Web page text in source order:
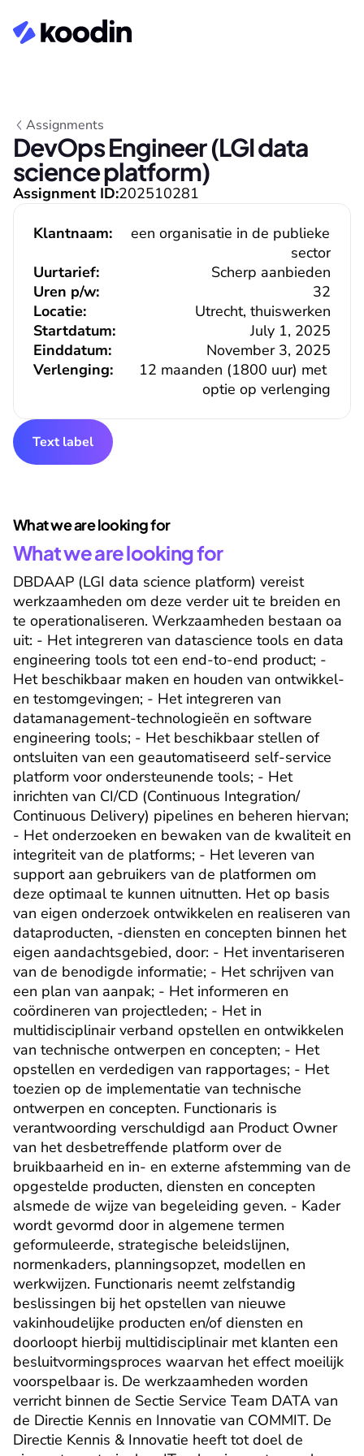
Assignments
DevOps Engineer (LGI data
science platform)
Assignment ID:202510281
Klantnaam:
een organisatie in de publieke
sector
Uurtarief:
Scherp aanbieden
32
Uren p/w:
Locatie:
Utrecht, thuiswerken
Verlenging:
12 maanden (1800 uur) met
optie op verlenging
Einddatum: November 3, 2025
Startdatum: July 1, 2025
Text label
What we are looking for
What we are looking for
DBDAAP (LGI data science platform) vereist
werkzaamheden om deze verder uit te breiden en
te operationaliseren. Werkzaamheden bestaan oa
uit: - Het integreren van datascience tools en data
engineering tools tot een end-to-end product; -
Het beschikbaar maken en houden van ontwikkel-
en testomgevingen; - Het integreren van
datamanagement-technologieën en software
engineering tools; - Het beschikbaar stellen of
ontsluiten van een geautomatiseerd self-service
platform voor ondersteunende tools; - Het
inrichten van CI/CD (Continuous Integration/
Continuous Delivery) pipelines en beheren hiervan;
- Het onderzoeken en bewaken van de kwaliteit en
integriteit van de platforms; - Het leveren van
support aan gebruikers van de platformen om
deze optimaal te kunnen uitnutten. Het op basis
van eigen onderzoek ontwikkelen en realiseren van
dataproducten, -diensten en concepten binnen het
eigen aandachtsgebied, door: - Het inventariseren
van de benodigde informatie; - Het schrijven van
een plan van aanpak; - Het informeren en
coördineren van projectleden; - Het in
multidisciplinair verband opstellen en ontwikkelen
van technische ontwerpen en concepten; - Het
opstellen en verdedigen van rapportages; - Het
toezien op de implementatie van technische
ontwerpen en concepten. Functionaris is
verantwoording verschuldigd aan Product Owner
van het desbetreffende platform over de
bruikbaarheid en in- en externe afstemming van de
opgestelde producten, diensten en concepten
alsmede de wijze van begeleiding geven. - Kader
wordt gevormd door in algemene termen
geformuleerde, strategische beleidslijnen,
normenkaders, planningsopzet, modellen en
werkwijzen. Functionaris neemt zelfstandig
beslissingen bij het opstellen van nieuwe
vakinhoudelijke producten en/of diensten en
doorloopt hierbij multidisciplinair met klanten een
besluitvormingsproces waarvan het effect moeilijk
voorspelbaar is. De werkzaamheden worden
verricht binnen de Sectie Service Team DATA van
de Directie Kennis en Innovatie van COMMIT. De
Directie Kennis & Innovatie heeft tot doel de